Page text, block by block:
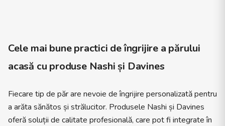
Cele mai bune practici de îngrijire a părului
acasă cu produse Nashiși Davines
Fiecare tip de păr are nevoie de îngrijire personalizată pentru
a arăta sănătos și strălucitor. Produsele Nashi și Davines
oferă soluții de calitate profesională, care pot fi integrate în